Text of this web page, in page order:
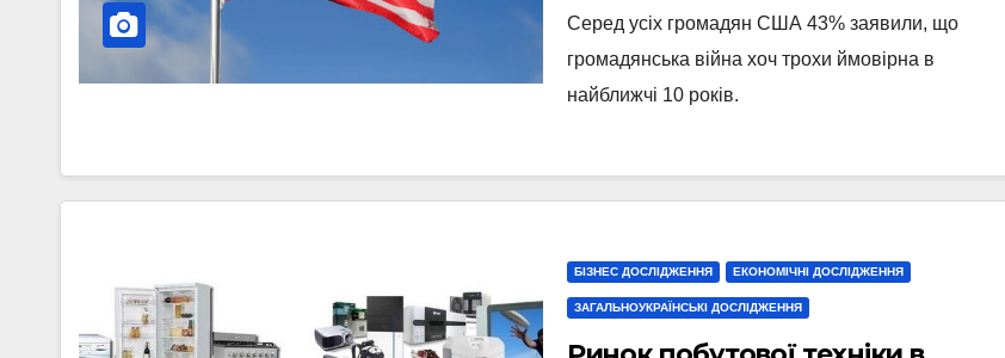
опитування
Серед усіх громадян США 43% заявили, що
громадянська війна хоч трохи ймовірна в
найближчі 10 років.
БІЗНЕС ДОСЛІДЖЕННЯ ЕКОНОМІЧНІ ДОСЛІДЖЕННЯ
ЗАГАЛЬНОУКРАЇНСЬКІ ДОСЛІДЖЕННЯ